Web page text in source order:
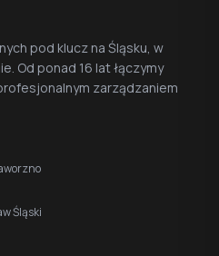
pod klucz na Śląsku, w
Od ponad 16 lat łączymy
zarządzaniem
Śląski